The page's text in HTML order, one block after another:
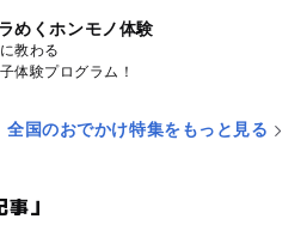
めくホンモノ体験
教わる
体験プログラム！
全国のおでかけ特集をもっと見る
」